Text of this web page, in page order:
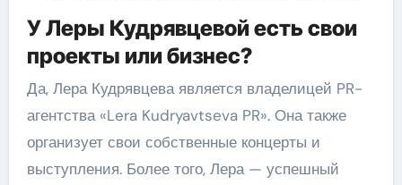
У Леры Кудрявцевой есть свои
проекты или бизнес?
Да, Лера Кудрявцева является владелицей PR-
агентства «Lera Kudryavtseva PR». Она также
организует свои собственные концерты и
выступления. Более того, Лера — успешный